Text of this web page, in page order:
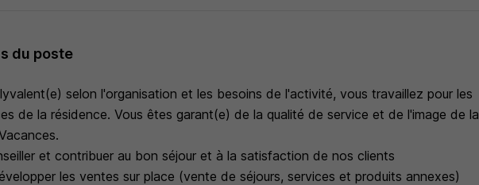
du poste
selon l'organisation et les besoins de l'activité, vous travaillez pour les
de la résidence. Vous êtes garant(e) de la qualité de service et de l'image de la
et contribuer au bon séjour et à la satisfaction de nos clients
les ventes sur place (vente de séjours, services et produits annexes)